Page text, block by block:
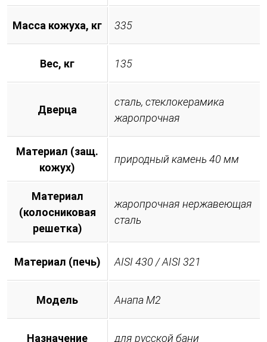
Масса кожуха, кг 335
Вес, кг 135
Дверца
сталь, стеклокерамика
жаропрочная
Материал (защ.
кожух)
природный камень 40 мм
Материал
(колосниковая
решетка)
жаропрочная нержавеющая
сталь
Материал (печь) AISI 430 / AISI 321
Модель Анапа М2
Назначение для русской бани